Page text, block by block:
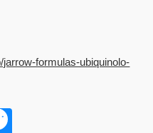
formulas-ubiquinolo-